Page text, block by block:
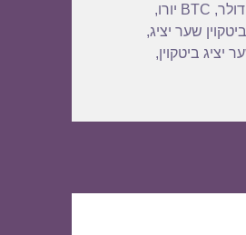
, BTC יורו
,
ביטקוין שער יציג,
יציג ביטקוין,